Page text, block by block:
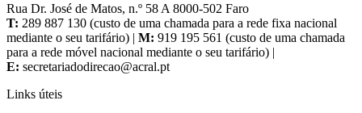
Rua Dr. José de Matos, n.º 58 A 8000-502 Faro
T: 289 887 130 (custo de uma chamada para a rede fixa nacional
mediante o seu tarifário) | M: 919 195 561 (custo de uma chamada
para a rede móvel nacional mediante o seu tarifário) |
E:
Links úteis